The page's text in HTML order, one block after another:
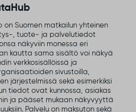
on Suomen matkailun yhteinen
, tuote- ja palvelutiedot
näkyviin monessa eri
kautta sama sisältö voi näkyä
verkkosisällöissä ja
sivustoilla,
järjestelmissä sekä esimerkiksi
tiedot ovat kunnossa, asiakas
ja pääset mukaan näkyvyyttä
Palvelu on maksuton sekä